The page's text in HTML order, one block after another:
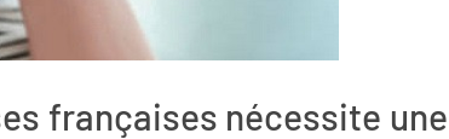
françaises nécessite une